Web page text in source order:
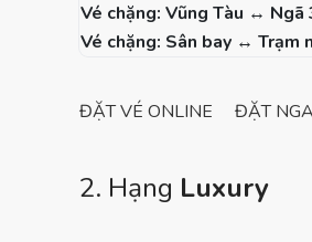
Vé chặng: Vũng Tàu ↔ Ngã
Vé chặng: Sân bay ↔ Trạm
ĐẶT VÉ ONLINE ĐẶT
2. Hạng Luxury